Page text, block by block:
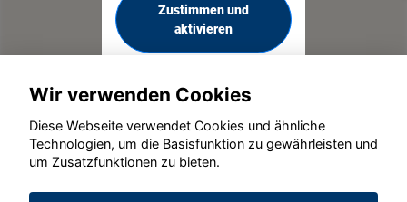
Zustimmen und
aktivieren
© konjunkturmotor.de GmbH 2020 - 2026
Wir verwenden Cookies
Diese Webseite verwendet Cookies und ähnliche
Technologien, um die Basisfunktion zu gewährleisten und
um Zusatzfunktionen zu bieten.